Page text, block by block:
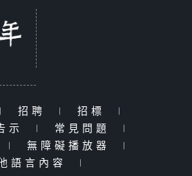
| 招聘 | 招標
|
示
| 常見問題
|
| 無障礙播放器
|
語言內容
|